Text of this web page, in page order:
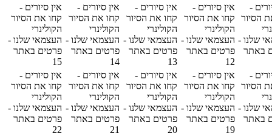
-
הסיור
שלנו -
באתר
אין סיורים -
קחו את הסיור
הקולינרי
העצמאי שלנו -
פרטים באתר
12
אין סיורים -
קחו את הסיור
הקולינרי
העצמאי שלנו -
פרטים באתר
13
אין סיורים -
קחו את הסיור
הקולינרי
העצמאי שלנו -
פרטים באתר
14
אין סיורים -
קחו את הסיור
הקולינרי
העצמאי שלנו -
פרטים באתר
15
-
הסיור
שלנו -
באתר
אין סיורים -
קחו את הסיור
הקולינרי
העצמאי שלנו -
פרטים באתר
19
אין סיורים -
קחו את הסיור
הקולינרי
העצמאי שלנו -
פרטים באתר
20
אין סיורים -
קחו את הסיור
הקולינרי
העצמאי שלנו -
פרטים באתר
21
אין סיורים -
קחו את הסיור
הקולינרי
העצמאי שלנו -
פרטים באתר
22